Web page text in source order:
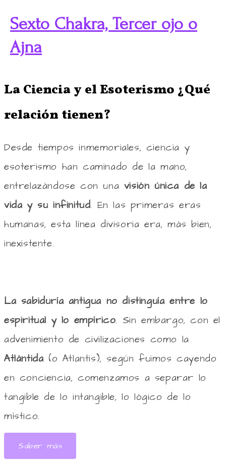
Sexto Chakra, Tercer ojo o
Ajna
La Ciencia y el Esoterismo ¿Qué
relación tienen?
Desde tiempos inmemoriales, ciencia y
esoterismo han caminado de la mano,
entrelazándose con una visión única de la
vida y su infinitud. En las primeras eras
humanas, esta línea divisoria era, más bien,
inexistente.
La sabiduría antigua no distinguía entre lo
espiritual y lo empírico. Sin embargo, con el
advenimiento de civilizaciones como la
Atlántida (o Atlantis), según fuimos cayendo
en conciencia, comenzamos a separar lo
tangible de lo intangible, lo lógico de lo
místico.
Saber más